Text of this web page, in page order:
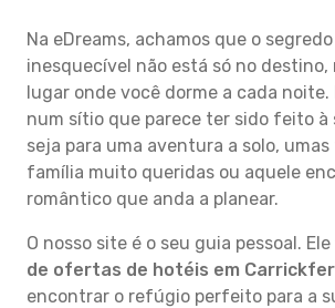
Na eDreams, achamos que o
inesquecível não está só no destino,
lugar onde você dorme a cada
num sítio que parece ter sido feito à
seja para uma aventura a solo,
família muito queridas ou aquele
romântico que anda a planear.
O nosso site é o seu guia pessoal.
de ofertas de hotéis em
encontrar o refúgio perfeito para a